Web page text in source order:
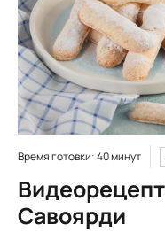
Время готовки: 40 минут
Савоярди